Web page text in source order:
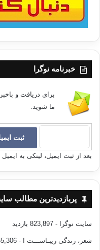
خبرنامه نوگرا
برای دریافت و
ما شوید.
بعد از ثبت ایمیل، لینکی به
پربازدیدترین مطالب
سایت نوگرا - 823,897 بازدید
شعر، زندگی زیبـاســـت ! - 485,306 بازدید